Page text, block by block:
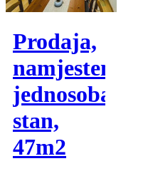
Prodaja,
namjesten
jednosoban
stan,
47m2